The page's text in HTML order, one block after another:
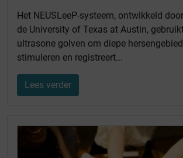
Het NEUSLeeP-systeem, ontwikkeld
de University of Texas at Austin,
ultrasone golven om diepe
stimuleren en registreert...
Lees verder